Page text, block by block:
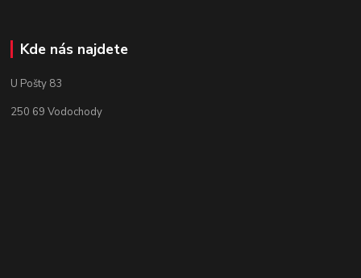
Kde nás najdete
U Pošty 83
250 69 Vodochody